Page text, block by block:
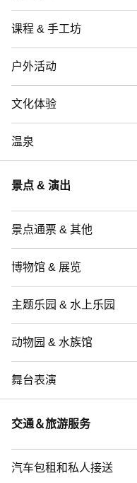
课程 & 手工坊
户外活动
文化体验
温泉
景点 & 演出
景点通票 & 其他
博物馆 & 展览
主题乐园 & 水上乐园
动物园 & 水族馆
舞台表演
交通＆旅游服务
汽车包租和私人接送